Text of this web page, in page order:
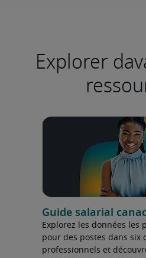
Explorer
Guide salarial
Explorez les données les
pour des postes dans six
professionnels et